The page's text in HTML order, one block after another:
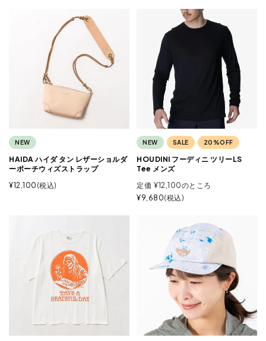
NEW
HAIDA ハイダ タン レザーショルダ
ーポーチウィズストラップ
¥12,100 税込
NEW SALE 20%OFF
HOUDINI フーディニ ツリーLS
Tee メンズ
定価 ¥12,100のところ
¥9,680 税込